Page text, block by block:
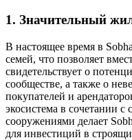
1. Значительный
В настоящее время в
семей, что позволяет
свидетельствует о
сообществе, а также о
покупателей и
экосистема в сочетании
сооружениями делает
для инвестиций в